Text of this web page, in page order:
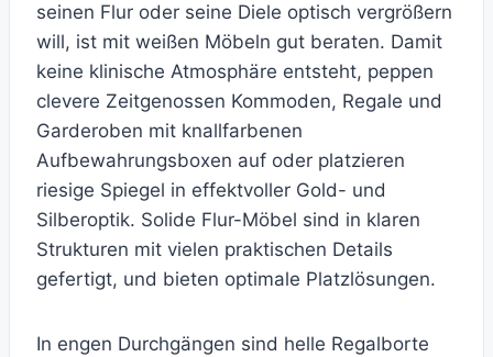
seinen Flur oder seine Diele optisch vergrößern
will, ist mit weißen Möbeln gut beraten. Damit
keine klinische Atmosphäre entsteht, peppen
clevere Zeitgenossen Kommoden, Regale und
Garderoben mit knallfarbenen
Aufbewahrungsboxen auf oder platzieren
riesige Spiegel in effektvoller Gold- und
Silberoptik. Solide Flur-Möbel sind in klaren
Strukturen mit vielen praktischen Details
gefertigt, und bieten optimale Platzlösungen.
In engen Durchgängen sind helle Regalborte